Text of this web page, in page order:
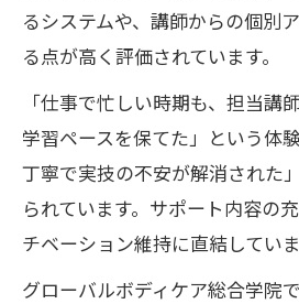
るシステムや、講師からの個別
る点が高く評価されています。
「仕事で忙しい時期も、担当講
学習ペースを保てた」という体
丁寧で実技の不安が解消された
られています。サポート内容の
チベーション維持に直結していま
グローバルボディケア総合学院